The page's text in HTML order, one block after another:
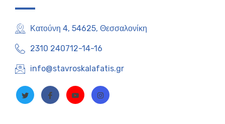
Κατούνη 4, 54625, Θεσσαλονίκη
2310 240712-14-16
info@stavroskalafatis.gr